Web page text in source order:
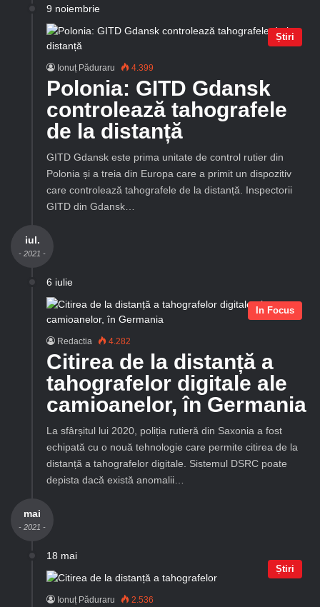
9 noiembrie
Știri
Ionuț Păduraru 4.399
Polonia: GITD Gdansk
controlează tahografele
de la distanță
GITD Gdansk este prima unitate de control rutier din
Polonia și a treia din Europa care a primit un dispozitiv
care controlează tahografele de la distanță. Inspectorii
GITD din Gdansk…
iul.
- 2021 -
6 iulie
In Focus
Redactia 4.282
Citirea de la distanță a
tahografelor digitale ale
camioanelor, în Germania
La sfârșitul lui 2020, poliția rutieră din Saxonia a fost
echipată cu o nouă tehnologie care permite citirea de la
distanță a tahografelor digitale. Sistemul DSRC poate
depista dacă există anomalii…
mai
- 2021 -
18 mai
Știri
Ionuț Păduraru 2.536